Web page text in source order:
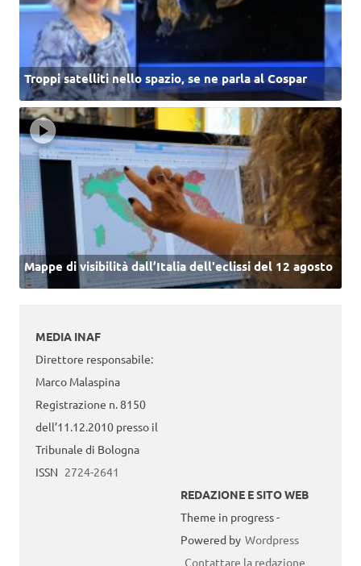
Troppi satelliti nello spazio, se ne parla al Cospar
Mappe di visibilità dall’Italia dell'eclissi del 12 agosto
MEDIA INAF
Direttore responsabile:
Marco Malaspina
Registrazione n. 8150
dell’11.12.2010 presso il
Tribunale di Bologna
ISSN 2724-2641
REDAZIONE E SITO WEB
Theme in progress -
Powered by Wordpress
Contattare la redazione